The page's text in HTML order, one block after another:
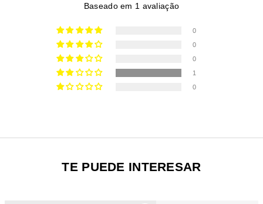
Baseado em 1 avaliação
0
0
0
1
0
TE PUEDE INTERESAR